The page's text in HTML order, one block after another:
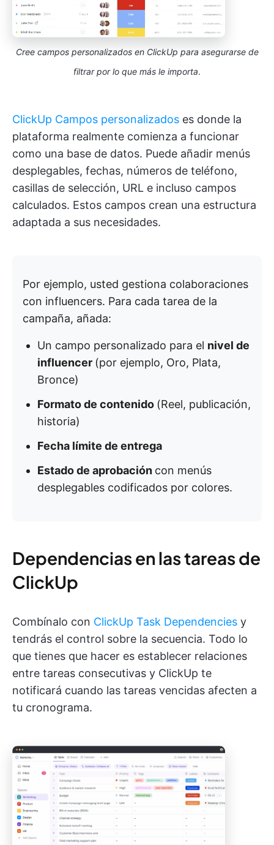
Cree campos personalizados en ClickUp para asegurarse de
filtrar por lo que más le importa.
ClickUp Campos personalizados es donde la
plataforma realmente comienza a funcionar
como una base de datos. Puede añadir menús
desplegables, fechas, números de teléfono,
casillas de selección, URL e incluso campos
calculados. Estos campos crean una estructura
adaptada a sus necesidades.
Por ejemplo, usted gestiona colaboraciones
con influencers. Para cada tarea de la
campaña, añada:
Un campo personalizado para el nivel de
influencer (por ejemplo, Oro, Plata,
Bronce)
Formato de contenido (Reel, publicación,
historia)
Fecha límite de entrega
Estado de aprobación con menús
desplegables codificados por colores.
Dependencias en las tareas de
ClickUp
Combínalo con ClickUp Task Dependencies y
tendrás el control sobre la secuencia. Todo lo
que tienes que hacer es establecer relaciones
entre tareas consecutivas y ClickUp te
notificará cuando las tareas vencidas afecten a
tu cronograma.